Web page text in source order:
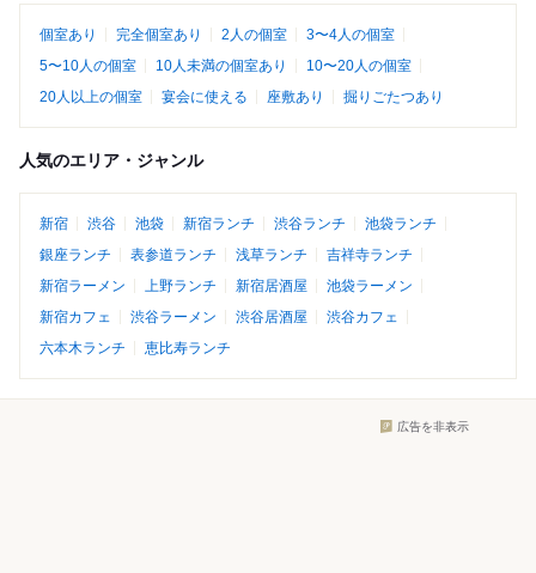
個室あり 完全個室あり 2人の個室
3〜4人の個室
5〜10人の個室
10人未満の個室あり
10〜20人の個室
20人以上の個室
宴会に使える 座敷あり 掘りごたつあり
人気のエリア・ジャンル
新宿 渋谷 池袋 新宿ランチ 渋谷ランチ
池袋ランチ
銀座ランチ
表参道ランチ 浅草ランチ
吉祥寺ランチ
新宿ラーメン
上野ランチ 新宿居酒屋
池袋ラーメン
新宿カフェ
渋谷ラーメン 渋谷居酒屋
渋谷カフェ
六本木ランチ
恵比寿ランチ
広告を非表示